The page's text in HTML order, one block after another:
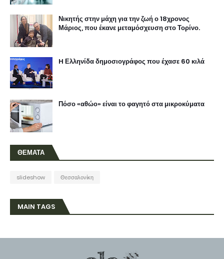
Νικητής στην μάχη για την ζωή ο 18χρονος
Μάριος, που έκανε μεταμόσχευση στο Τορίνο.
H Ελληνίδα δημοσιογράφος που έχασε 60 κιλά
Πόσο «αθώο» είναι το φαγητό στα μικροκύματα
ΘΕΜΑΤΑ
slideshow Θεσσαλονίκη
MAIN TAGS